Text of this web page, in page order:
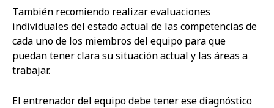
También recomiendo realizar evaluaciones
individuales del estado actual de las competencias de
cada uno de los miembros del equipo para que
puedan tener clara su situación actual y las áreas a
trabajar.
El entrenador del equipo debe tener ese diagnóstico